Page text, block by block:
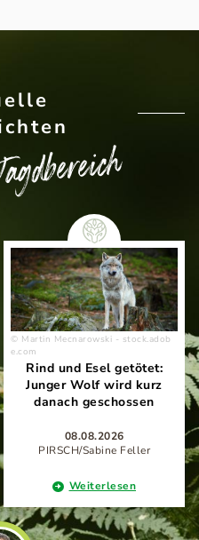
Martin Mecnarowski - stock.adob
e.com
Rind und Esel getötet:
Junger Wolf wird kurz
danach geschossen
08.08.2026
PIRSCH/Sabine Feller
Weiterlesen